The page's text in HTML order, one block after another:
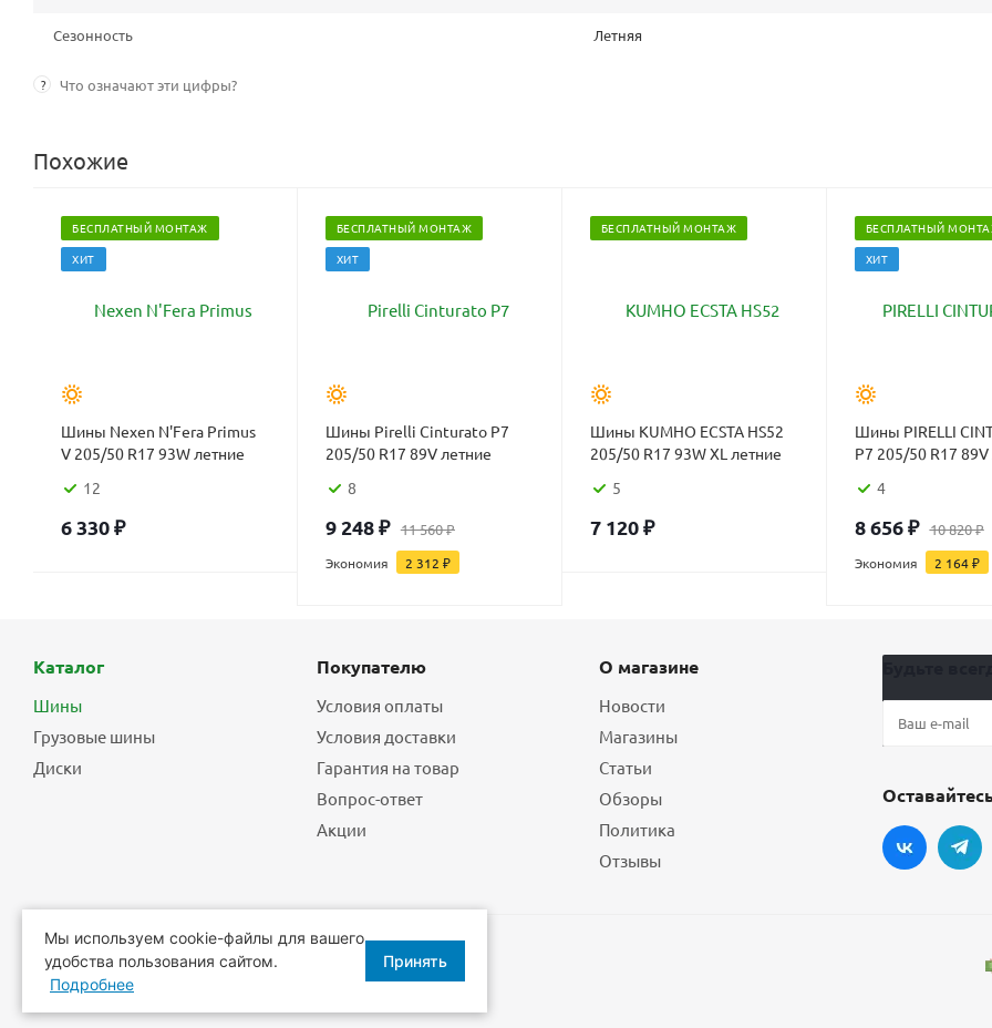
Сезонность Летняя
? Что означают эти цифры?
Похожие
БЕСПЛАТНЫЙ МОНТАЖ
ХИТ
Шины Nexen N'Fera Primus
V 205/50 R17 93W летние
12
6 330₽
БЕСПЛАТНЫЙ МОНТАЖ
ХИТ
Шины Pirelli Cinturato P7
205/50 R17 89V летние
8
9 248₽ 11 560₽
Экономия 2 312 ₽
БЕСПЛАТНЫЙ МОНТАЖ
Шины KUMHO ECSTA HS52
205/50 R17 93W XL летние
5
7 120₽
БЕСПЛАТНЫЙ
ХИТ
Шины PIRELLI
P7 205/50 R17 89V
4
8 656₽ 10 820₽
Экономия 2 164₽
Каталог
Шины
Грузовые шины
Диски
Покупателю
Условия оплаты
Условия доставки
Гарантия на товар
Вопрос-ответ
Акции
О магазине
Новости
Магазины
Статьи
Обзоры
Политика
Отзывы
2026 © Еврошины - шины, диски, шиномонтаж.
Мы используем cookie-файлы для вашего
удобства пользования сайтом.
Подробнее
Принять